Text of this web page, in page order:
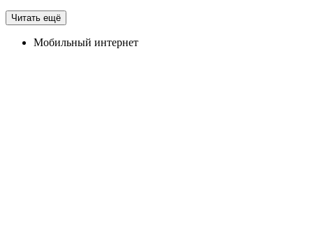
Читать ещё
Мобильный интернет